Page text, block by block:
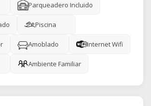
Parqueadero Incluido
Piscina
Amoblado Internet Wifi
Ambiente Familiar